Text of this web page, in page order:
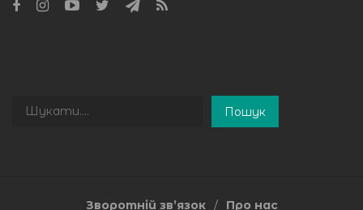
Пошук
Пошук
Зворотній зв’язок Про нас